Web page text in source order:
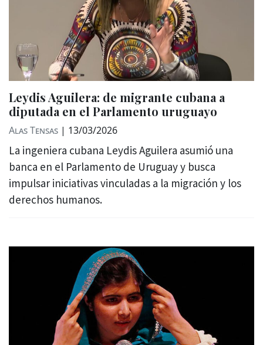
Leydis Aguilera: de migrante cubana a
diputada en el Parlamento uruguayo
Alas Tensas | 13/03/2026
La ingeniera cubana Leydis Aguilera asumió una
banca en el Parlamento de Uruguay y busca
impulsar iniciativas vinculadas a la migración y los
derechos humanos.